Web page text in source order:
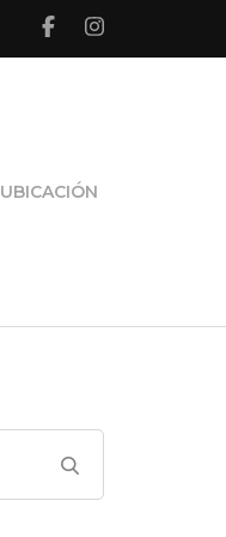
UBICACIÓN